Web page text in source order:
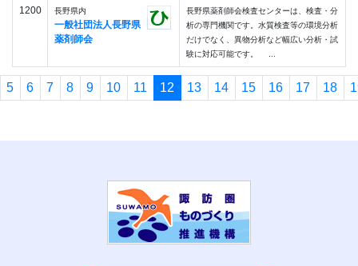
1200 長野県内
一般社団法人長野県
薬剤師会
長野県薬剤師会検査センターは、検査・分
析の専門機関です。水質検査等の環境分析
だけでなく、異物分析など幅広い分析・試
験に対応可能です。 ...
5 6 7 8 9 10 11 12 13 14 15 16 17 18